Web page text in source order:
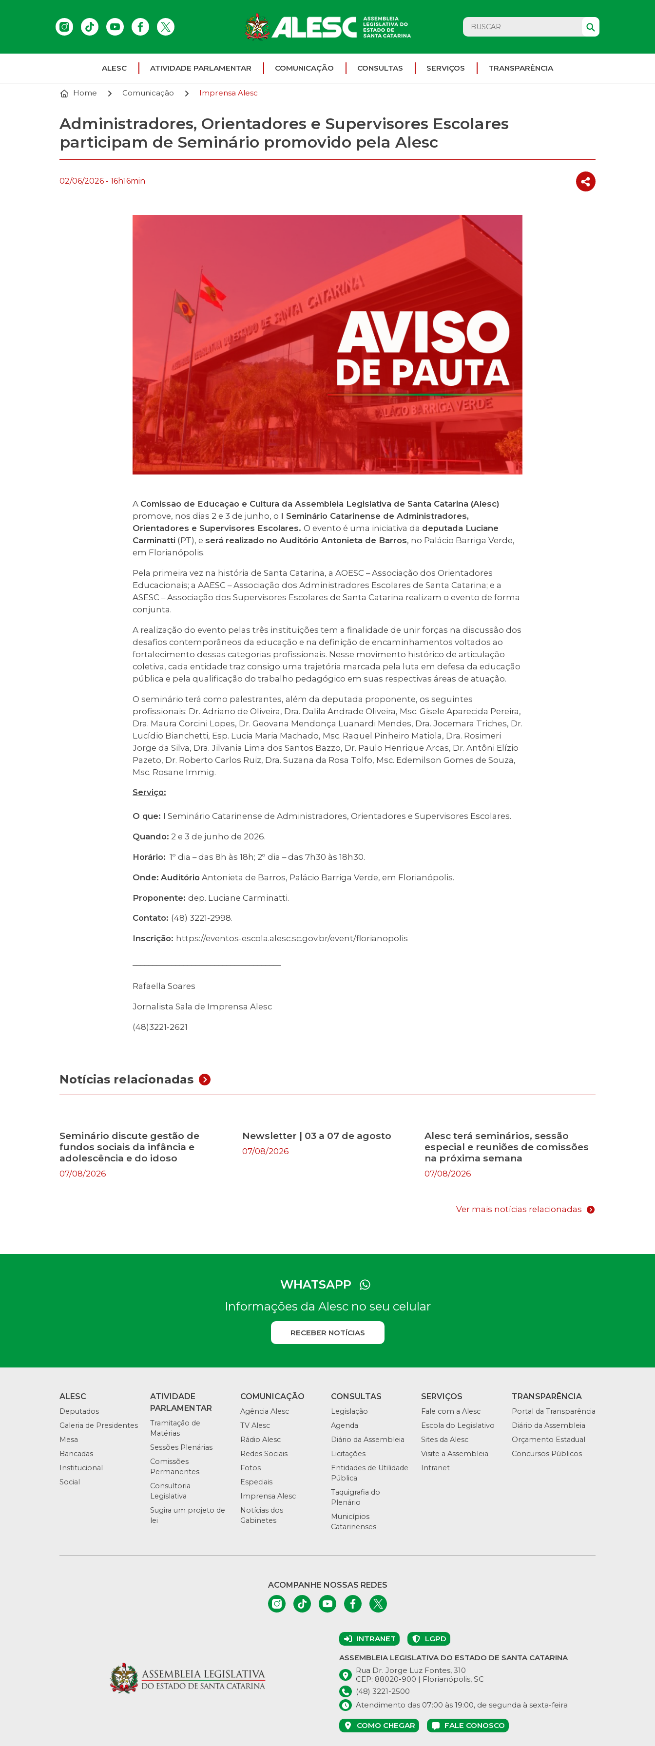
ALESC ATIVIDADE PARLAMENTAR COMUNICAÇÃO CONSULTAS SERVIÇOS TRANSPARÊNCIA
Home Comunicação Imprensa Alesc
Administradores, Orientadores e Supervisores Escolares
participam de Seminário promovido pela Alesc
02/06/2026 - 16h16min
A Comissão de Educação e Cultura da Assembleia Legislativa de Santa Catarina (Alesc)
promove, nos dias 2 e 3 de junho, o I Seminário Catarinense de Administradores,
Orientadores e Supervisores Escolares. O evento é uma iniciativa da deputada Luciane
Carminatti (PT), e será realizado no Auditório Antonieta de Barros, no Palácio Barriga Verde,
em Florianópolis.
Pela primeira vez na história de Santa Catarina, a AOESC – Associação dos Orientadores
Educacionais; a AAESC – Associação dos Administradores Escolares de Santa Catarina; e a
ASESC – Associação dos Supervisores Escolares de Santa Catarina realizam o evento de forma
conjunta.
A realização do evento pelas três instituições tem a finalidade de unir forças na discussão dos
desafios contemporâneos da educação e na definição de encaminhamentos voltados ao
fortalecimento dessas categorias profissionais. Nesse movimento histórico de articulação
coletiva, cada entidade traz consigo uma trajetória marcada pela luta em defesa da educação
pública e pela qualificação do trabalho pedagógico em suas respectivas áreas de atuação.
O seminário terá como palestrantes, além da deputada proponente, os seguintes
profissionais: Dr. Adriano de Oliveira, Dra. Dalila Andrade Oliveira, Msc. Gisele Aparecida Pereira,
Dra. Maura Corcini Lopes, Dr. Geovana Mendonça Luanardi Mendes, Dra. Jocemara Triches, Dr.
Lucídio Bianchetti, Esp. Lucia Maria Machado, Msc. Raquel Pinheiro Matiola, Dra. Rosimeri
Jorge da Silva, Dra. Jilvania Lima dos Santos Bazzo, Dr. Paulo Henrique Arcas, Dr. Antôni Elízio
Pazeto, Dr. Roberto Carlos Ruiz, Dra. Suzana da Rosa Tolfo, Msc. Edemilson Gomes de Souza,
Msc. Rosane Immig.
Serviço:
O que: I Seminário Catarinense de Administradores, Orientadores e Supervisores Escolares.
Quando: 2 e 3 de junho de 2026.
Horário: 1º dia – das 8h às 18h; 2º dia – das 7h30 às 18h30.
Onde: Auditório Antonieta de Barros, Palácio Barriga Verde, em Florianópolis.
Proponente: dep. Luciane Carminatti.
Contato: (48) 3221-2998.
Inscrição: https://eventos-escola.alesc.sc.gov.br/event/florianopolis
Rafaella Soares
Jornalista Sala de Imprensa Alesc
(48)3221-2621
Notícias relacionadas
Seminário discute gestão de
fundos sociais da infância e
adolescência e do idoso
07/08/2026
Newsletter | 03 a 07 de agosto
07/08/2026
Alesc terá seminários, sessão
especial e reuniões de comissões
na próxima semana
07/08/2026
Ver mais notícias relacionadas
WHATSAPP
Informações da Alesc no seu celular
RECEBER NOTÍCIAS
ALESC
Deputados
Galeria de Presidentes
Mesa
Bancadas
Institucional
Social
ATIVIDADE
PARLAMENTAR
Tramitação de
Matérias
Sessões Plenárias
Comissões
Permanentes
Consultoria
Legislativa
Sugira um projeto de
lei
COMUNICAÇÃO
Agência Alesc
TV Alesc
Rádio Alesc
Redes Sociais
Fotos
Especiais
Imprensa Alesc
Notícias dos
Gabinetes
CONSULTAS
Legislação
Agenda
Diário da Assembleia
Licitações
Entidades de Utilidade
Pública
Taquigrafia do
Plenário
Municípios
Catarinenses
SERVIÇOS
Fale com a Alesc
Escola do Legislativo
Sites da Alesc
Visite a Assembleia
Intranet
TRANSPARÊNCIA
Portal da Transparência
Diário da Assembleia
Orçamento Estadual
Concursos Públicos
ACOMPANHE NOSSAS REDES
INTRANET LGPD
ASSEMBLEIA LEGISLATIVA DO ESTADO DE SANTA CATARINA
Rua Dr. Jorge Luz Fontes, 310
CEP: 88020-900 | Florianópolis, SC
(48) 3221-2500
Atendimento das 07:00 às 19:00, de segunda à sexta-feira
COMO CHEGAR FALE CONOSCO